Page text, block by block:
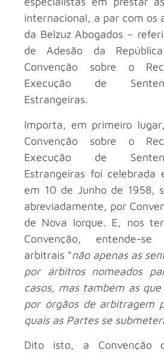
internacional, a par com os
da Belzuz Abogados –
de Adesão da
Convenção sobre o
Execução de
Estrangeiras.
Importa, em primeiro
Convenção sobre o
Execução de
Estrangeiras foi celebrada
em 10 de Junho de 1958,
abreviadamente, por
de Nova Iorque. E, nos
Convenção, entende-
arbitrais “não apenas as
por árbitros nomeados
casos, mas também as
por órgãos de arbitragem
quais as Partes se
Dito isto, a Convenção